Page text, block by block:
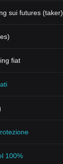
sui futures (taker)
fiat
100%